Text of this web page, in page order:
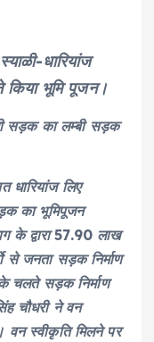
धारियांज
किया भूमि पूजन।
सड़क का लम्बी सड़क
धारियांज लिए
का भूमिपूजन
के द्वारा 57.90 लाख
से जनता सड़क निर्माण
चलते सड़क निर्माण
चौधरी ने वन
वन स्वीकृति मिलने पर